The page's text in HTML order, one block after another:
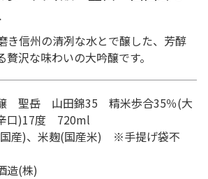
き信州の清冽な水とで醸した、芳醇
沢な味わいの大吟醸です。
聖岳 山田錦35 精米歩合35％(大
口)17度 720ml
産)、米麹(国産米) ※手提げ袋不
造(株)